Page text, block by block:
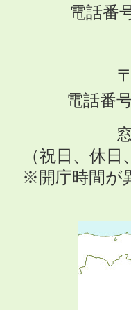
電話番
電話番
（祝日、休
※開庁時間が